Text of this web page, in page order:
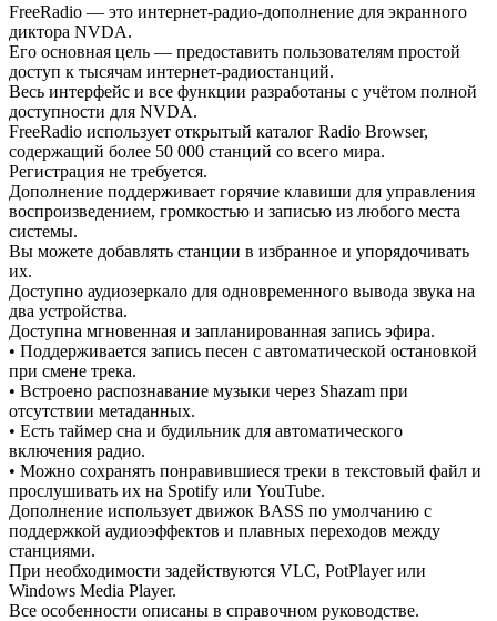
FreeRadio — это интернет-радио-дополнение для экранного
диктора NVDA.
Его основная цель — предоставить пользователям простой
доступ к тысячам интернет-радиостанций.
Весь интерфейс и все функции разработаны с учётом полной
доступности для NVDA.
FreeRadio использует открытый каталог Radio Browser,
содержащий более 50 000 станций со всего мира.
Регистрация не требуется.
Дополнение поддерживает горячие клавиши для управления
воспроизведением, громкостью и записью из любого места
системы.
Вы можете добавлять станции в избранное и упорядочивать
их.
Доступно аудиозеркало для одновременного вывода звука на
два устройства.
Доступна мгновенная и запланированная запись эфира.
• Поддерживается запись песен с автоматической остановкой
при смене трека.
• Встроено распознавание музыки через Shazam при
отсутствии метаданных.
• Есть таймер сна и будильник для автоматического
включения радио.
• Можно сохранять понравившиеся треки в текстовый файл и
прослушивать их на Spotify или YouTube.
Дополнение использует движок BASS по умолчанию с
поддержкой аудиоэффектов и плавных переходов между
станциями.
При необходимости задействуются VLC, PotPlayer или
Windows Media Player.
Все особенности описаны в справочном руководстве.